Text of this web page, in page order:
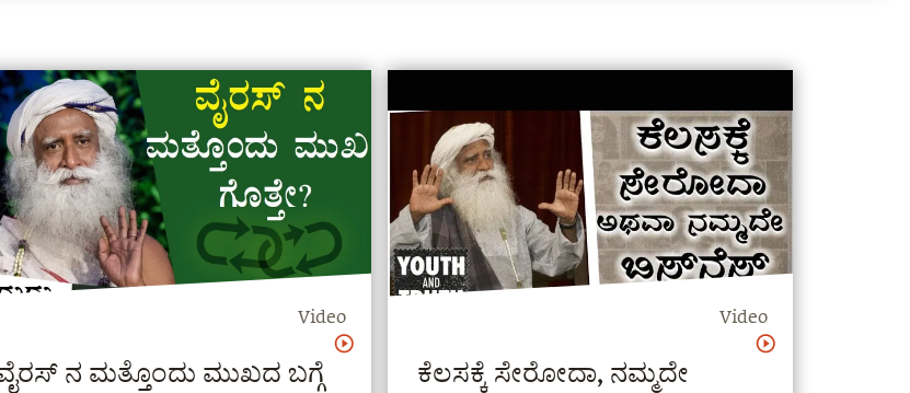
Video
ನ ಮತ್ತೊಂದು ಮುಖದ ಬಗ್ಗೆ
Video
ಕೆಲಸಕ್ಕೆ ಸೇರೋದಾ, ನಮ್ಮದೇ